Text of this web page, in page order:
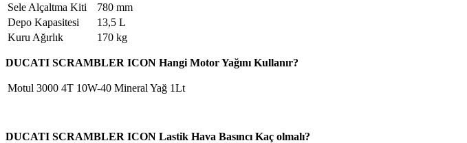
Sele Alçaltma Kiti
780 mm
Depo Kapasitesi
13,5 L
Kuru Ağırlık
170 kg
DUCATI SCRAMBLER ICON Hangi Motor Yağını Kullanır?
Motul 3000 4T 10W-40 Mineral Yağ 1Lt
DUCATI SCRAMBLER ICON Lastik Hava Basıncı Kaç olmalı?